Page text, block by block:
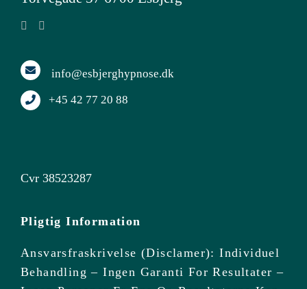
info@esbjerghypnose.dk
+45 42 77 20 88
Cvr 38523287
Pligtig Information
Ansvarsfraskrivelse (disclamer): Individuel
Behandling – Ingen Garanti For Resultater –